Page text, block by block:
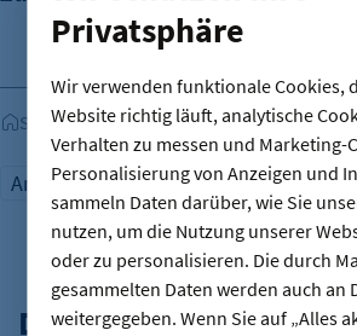
Privatsphäre
Wir verwenden funktionale Cookies,
Website richtig läuft, analytische
Verhalten zu messen und Marketing-
Personalisierung von Anzeigen und
sammeln Daten darüber, wie Sie
nutzen, um die Nutzung unserer
oder zu personalisieren. Die durch
gesammelten Daten werden auch an
weitergegeben. Wenn Sie auf „Alles
Startseite
Arbeitsmarkt Innovation KI
Das könnte Sie auch